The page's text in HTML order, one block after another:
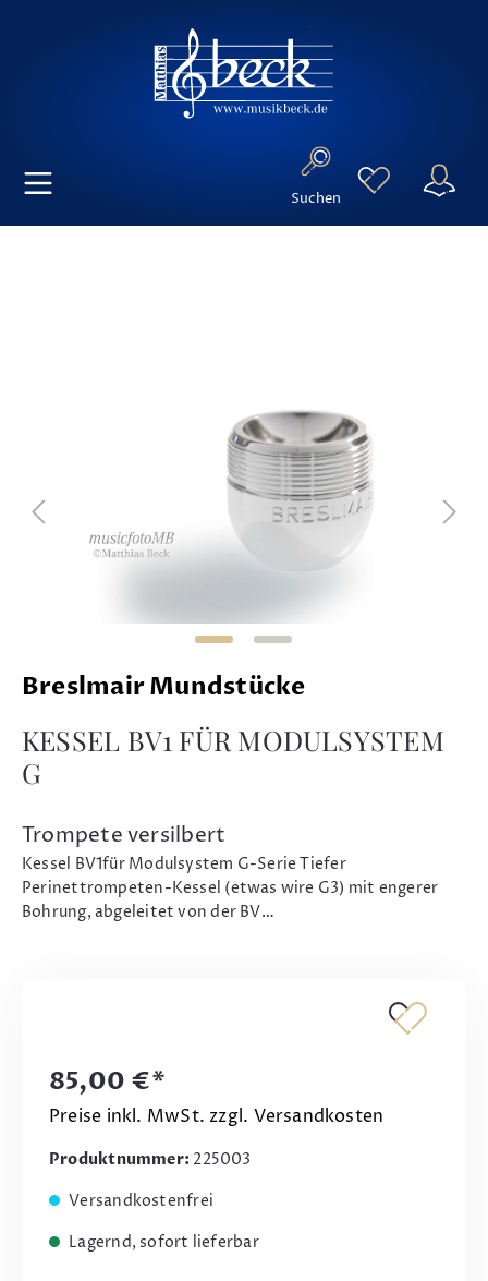
Suchen
Breslmair Mundstücke
KESSEL BV1 FÜR MODULSYSTEM
G
Trompete versilbert
Kessel BV1für Modulsystem G-Serie Tiefer
Perinettrompeten-Kessel (etwas wire G3) mit engerer
Bohrung, abgeleitet von der BV…
85,00 €*
Preise inkl. MwSt. zzgl. Versandkosten
Produktnummer: 225003
Versandkostenfrei
Lagernd, sofort lieferbar